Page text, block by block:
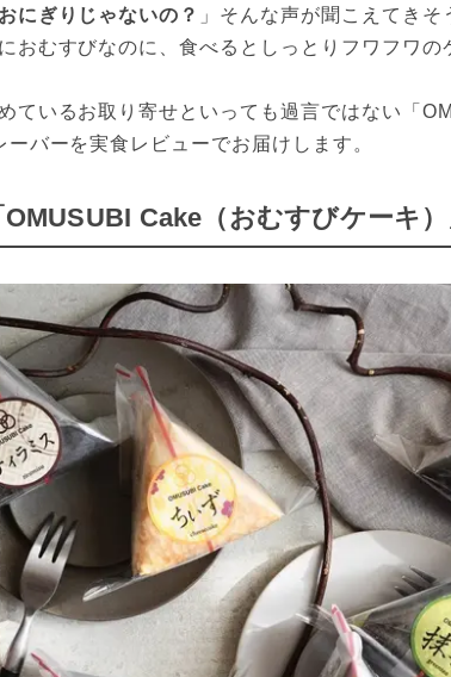
にぎりじゃないの？ 」そんな声が聞こえてき
おむすびなのに、食べるとしっとりフワフワの
ているお取り寄せといっても過言ではない「
バーを実食レビューでお届けします。
Cake（おむすびケーキ）